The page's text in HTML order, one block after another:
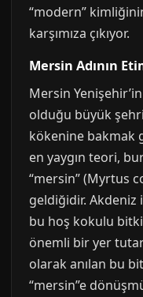
“modern”
karşımıza çıkıyor.
Mersin Adının
Mersin
olduğu büyük
kökenine bakmak
en yaygın teori,
“mersin” (Myrtus
geldiğidir.
bu hoş kokulu
önemli bir yer
olarak anılan bu
“mersin”e